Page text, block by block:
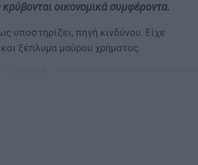
οικονομικά συμφέροντα.
υποστηρίζει, πηγή κινδύνου. Είχε
ξέπλυμα μαύρου χρήματος.